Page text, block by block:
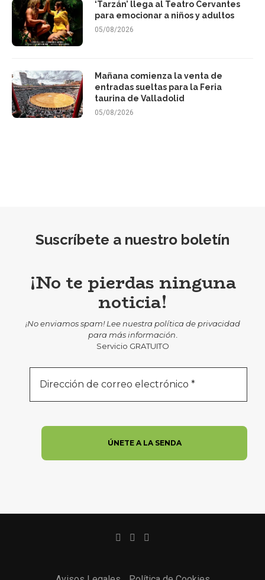
‘Tarzán’ llega al Teatro Cervantes
para emocionar a niños y adultos
05/08/2026
Mañana comienza la venta de
entradas sueltas para la Feria
taurina de Valladolid
05/08/2026
Suscríbete a nuestro boletín
¡No te pierdas ninguna
noticia!
¡No enviamos spam! Lee nuestra política de privacidad
para más información
Servicio GRATUITO